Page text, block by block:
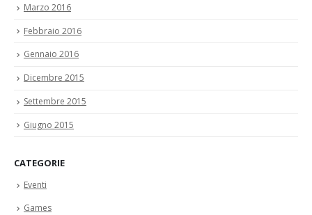
Marzo 2016
Febbraio 2016
Gennaio 2016
Dicembre 2015
Settembre 2015
Giugno 2015
CATEGORIE
Eventi
Games